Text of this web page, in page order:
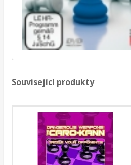
Související produkty